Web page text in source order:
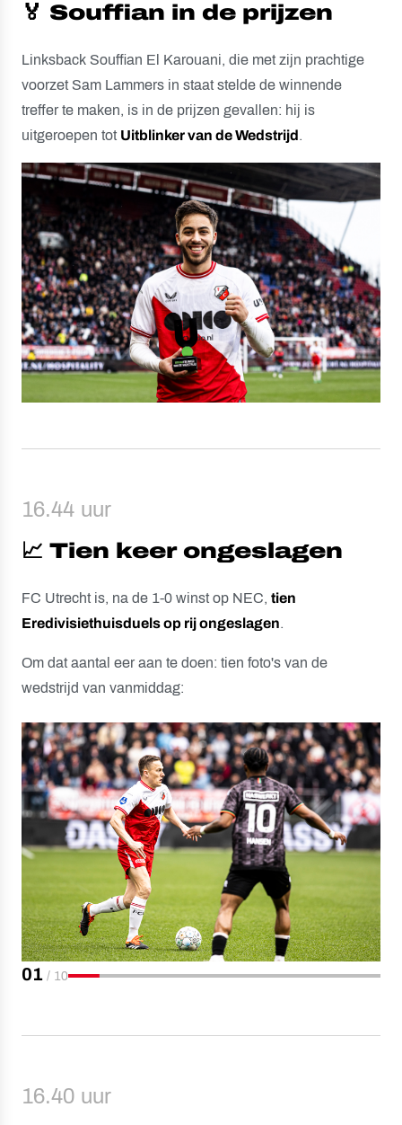
🏅 Souffian in de prijzen
Linksback Souffian El Karouani, die met zijn prachtige
voorzet Sam Lammers in staat stelde de winnende
treffer te maken, is in de prijzen gevallen: hij is
uitgeroepen tot Uitblinker van de Wedstrijd.
📈 Tien keer ongeslagen
16.44 uur
FC Utrecht is, na de 1-0 winst op NEC, tien
Eredivisiethuisduels op rij ongeslagen.
Om dat aantal eer aan te doen: tien foto's van de
wedstrijd van vanmiddag:
01 / 10
16.40 uur